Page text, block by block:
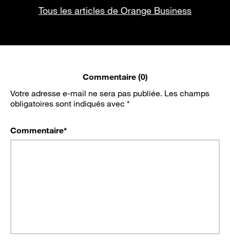
Tous les articles de Orange Business
Commentaire (0)
Votre adresse e-mail ne sera pas publiée. Les champs
obligatoires sont indiqués avec *
Commentaire*